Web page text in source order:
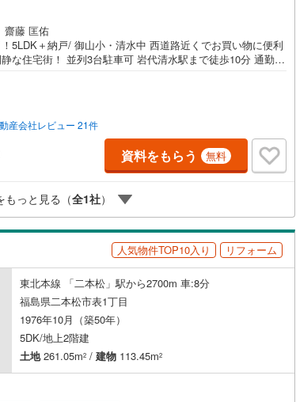
齋藤 匡佑
5LDK＋納戸/ 御山小・清水中 西道路近くでお買い物に便利
な住宅街！ 並列3台駐車可 岩代清水駅まで徒歩10分 通勤通
トイレ新品●給湯器新品●クロス張替え●フロア材新品（一部
品●玄関ドア・建具新品●外壁・内部塗装●TVモニターホン新
ング●白アリ防蟻工事（5年保証）＼ライフプランシュミレ
！/人気です ●「ローンが通っても月々ちゃんと支払え
払いを見直したい！」●審査・購入前に安心 プロが資金・生
ご提案いたします！【赤ちゃん・お子様大歓迎 】●キッズ
ベッドを完備（オムツあります）●女性スタッフがお子様が飽
産会社レビュー 21件
資料をもらう 無料
もっと見る（全1社）
人気物件TOP10入り リフォーム
東北本線 「二本松」駅から2700m 車:8分
福島県二本松市表1丁目
1976年10月（築50年）
5DK/地上2階建
土地261.05m2 / 建物 113.45m2
工法関連
住宅性能評価付き（0）
IT重説可（0）